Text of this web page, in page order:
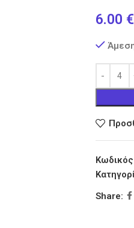
6.00 €
Share: